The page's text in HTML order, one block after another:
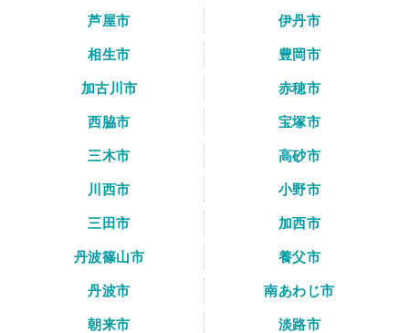
芦屋市
伊丹市
相生市
豊岡市
加古川市
赤穂市
西脇市
宝塚市
三木市
高砂市
川西市
小野市
三田市
加西市
丹波篠山市
養父市
丹波市
南あわじ市
朝来市
淡路市